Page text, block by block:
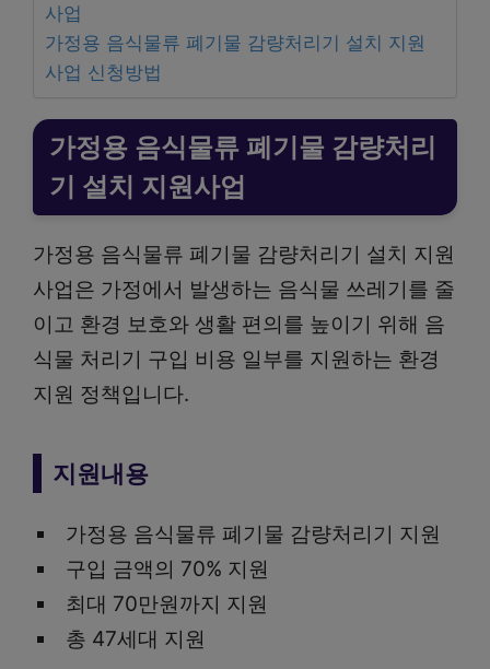
사업
가정용 음식물류 폐기물 감량처리기 설치 지원
사업 신청방법
가정용 음식물류 폐기물 감량처리
기 설치 지원사업
가정용 음식물류 폐기물 감량처리기 설치 지원
사업은 가정에서 발생하는 음식물 쓰레기를 줄
이고 환경 보호와 생활 편의를 높이기 위해 음
식물 처리기 구입 비용 일부를 지원하는 환경
지원 정책입니다.
지원내용
가정용 음식물류 폐기물 감량처리기 지원
구입 금액의 70% 지원
최대 70만원까지 지원
총 47세대 지원